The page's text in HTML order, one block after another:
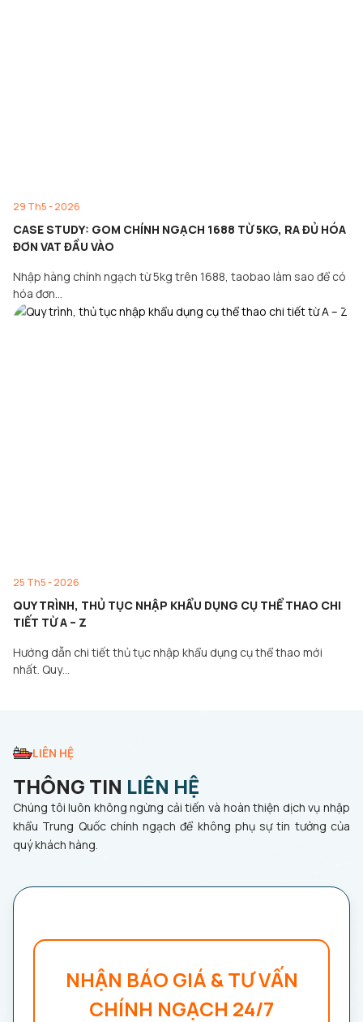
29 Th5 - 2026
CASE STUDY: GOM CHÍNH NGẠCH 1688 TỪ 5KG, RA ĐỦ HÓA
ĐƠN VAT ĐẦU VÀO
Nhập hàng chính ngạch từ 5kg trên 1688, taobao làm sao để có
hóa đơn…
25 Th5 - 2026
QUY TRÌNH, THỦ TỤC NHẬP KHẨU DỤNG CỤ THỂ THAO CHI
TIẾT TỪ A – Z
Hướng dẫn chi tiết thủ tục nhập khẩu dụng cụ thể thao mới
nhất. Quy…
LIÊN HỆ
THÔNG TIN LIÊN HỆ
Chúng tôi luôn không ngừng cải tiến và hoàn thiện dịch vụ nhập
khẩu Trung Quốc chính ngạch để không phụ sự tin tưởng của
quý khách hàng.
NHẬN BÁO GIÁ & TƯ VẤN
CHÍNH NGẠCH 24/7